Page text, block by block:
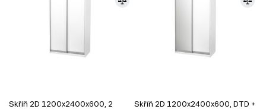
Skříň 2D 1200x2400x600, 2
Skříň 2D 1200x2400x600, DTD +